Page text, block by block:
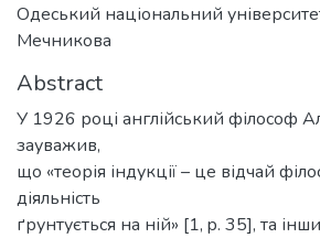
Одеський національний університет
Мечникова
Abstract
У 1926 році англійський філософ
зауважив,
що «теорія індукції – це відчай
діяльність
ґрунтується на ній» [1, p. 35], та